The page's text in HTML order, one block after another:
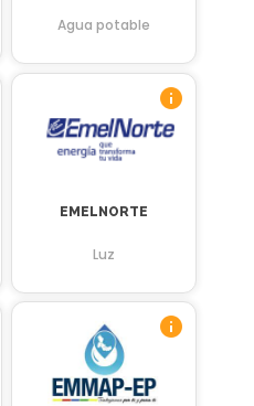
Agua potable
EMELNORTE
Luz